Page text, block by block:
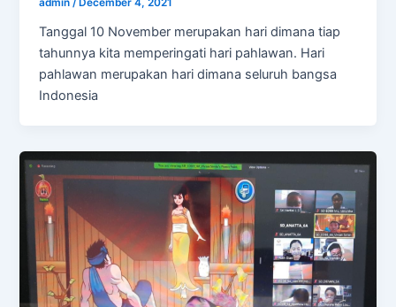
admin/ December 4, 2021
Tanggal 10 November merupakan hari dimana tiap
tahunnya kita memperingati hari pahlawan. Hari
pahlawan merupakan hari dimana seluruh bangsa
Indonesia